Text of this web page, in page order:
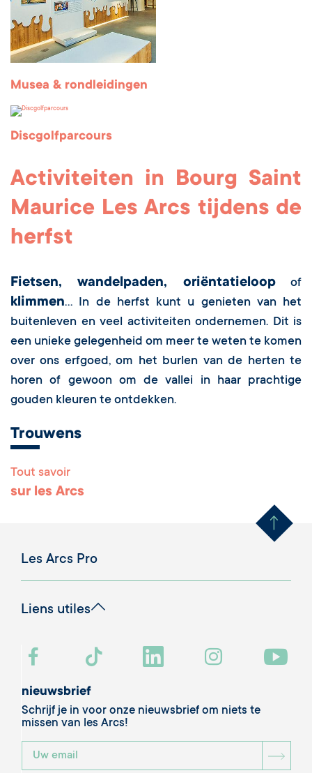
Musea & rondleidingen
Discgolfparcours
Activiteiten in Bourg Saint
Maurice Les Arcs tijdens de
herfst
Fietsen, wandelpaden, oriëntatieloopof
klimmen... In de herfst kunt u genieten van het
buitenleven en veel activiteiten ondernemen. Dit is
een unieke gelegenheid om meer te weten te komen
over ons erfgoed, om het burlen van de herten te
horen of gewoon om de vallei in haar prachtige
gouden kleuren te ontdekken.
Trouwens
Tout savoir
sur les Arcs Remonter
Les Arcs Pro
Liens utiles
nieuwsbrief
Schrijf je in voor onze nieuwsbrief om niets te
missen van les Arcs!